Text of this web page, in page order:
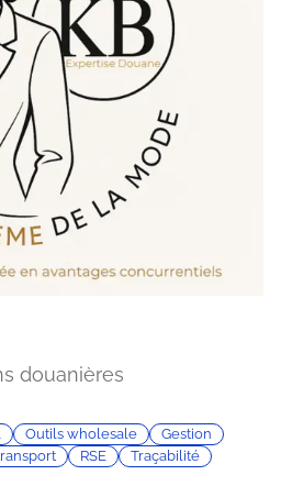
douanières
Outils wholesale
Gestion
RSE Traçabilité